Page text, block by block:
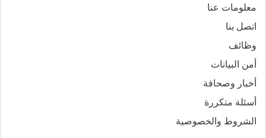
معلومات عنا
اتصل بنا
وظائف
أمن البيانات
أخبار وصحافة
أسئلة متكررة
الشروط والخصوصية